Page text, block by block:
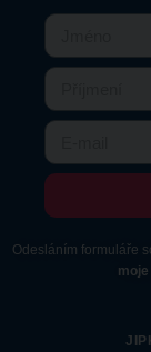
Odesláním formuláře